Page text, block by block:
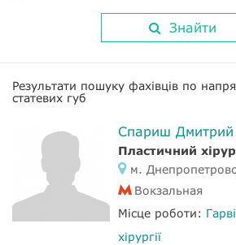
Знайти
Результати пошуку фахівців по
статевих губ
Спариш Дмитрий
Пластичний
м.
Вокзальная
Місце роботи:
хірургії